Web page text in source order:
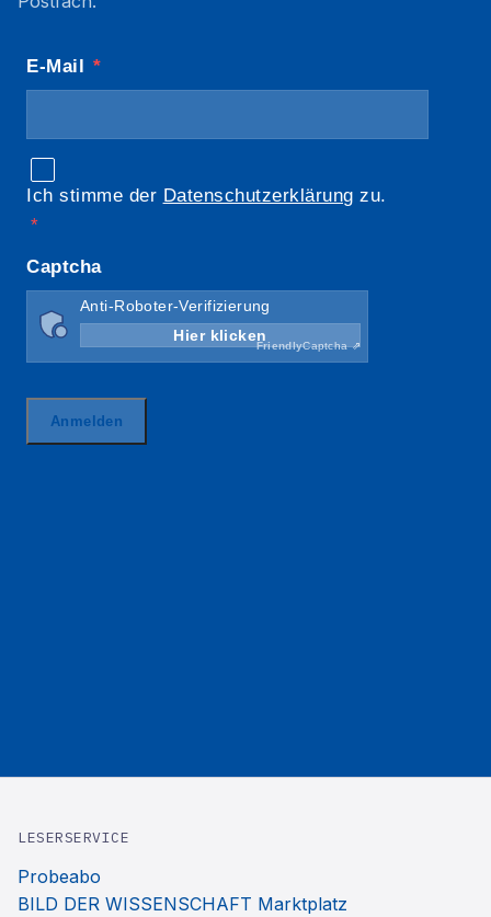
LESERSERVICE
Probeabo
BILD DER WISSENSCHAFT Marktplatz